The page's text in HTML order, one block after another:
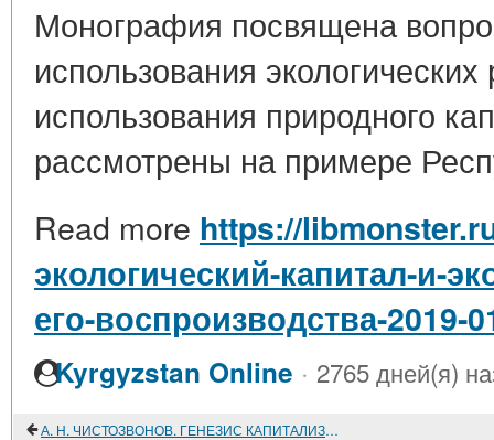
Монография посвящена
использования
использования природного
рассмотрены на примере
Read more https://
экологический-капитал-и-
его-воспроизводства-2019-
Kyrgyzstan Online · 2765 дней(я)
А. Н. ЧИСТОЗВОНОВ. ГЕНЕЗИС КАПИТАЛИЗМА: ПРОБЛЕМЫ МЕТОДОЛОГИИ